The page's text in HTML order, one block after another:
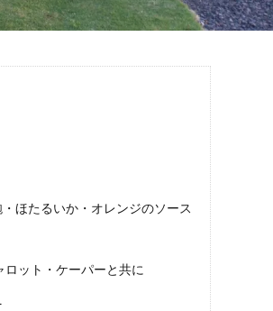
ほたるいか・オレンジのソース
ット・ケーパーと共に